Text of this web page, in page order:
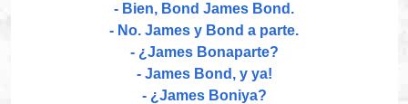
- Bien, Bond James Bond.
- No. James y Bond a parte.
- ¿James Bonaparte?
- James Bond, y ya!
- ¿James Boniya?